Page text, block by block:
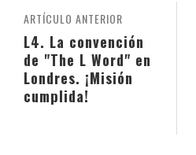
ARTÍCULO ANTERIOR
L4. La convención
de "The L Word" en
Londres. ¡Misión
cumplida!